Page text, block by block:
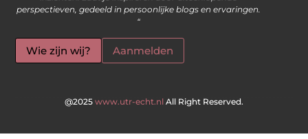
perspectieven, gedeeld in persoonlijke blogs en ervaringen.
“
Wie zijn wij? Aanmelden
@2025 www.utr-echt.nl All Right Reserved.